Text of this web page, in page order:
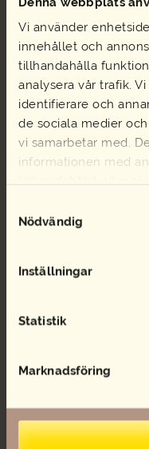
Vi använder
innehållet och
tillhandahålla
analysera vår trafik.
identifierare och
de sociala medier
vi samarbetar med.
informationen med
Nödvändig
Inställningar
Statistik
Marknadsföring
Kaffemugg flergångs
20cl grå
22,00kr
Kaffemugg
flergångs
Lägg i varukorg
SALLAD
STUDENTCATERING
LANDGÅNG OCH
FÖRETAGSCATERING
MINGELMAT